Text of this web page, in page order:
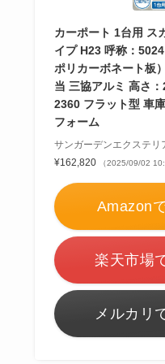
カーポート 1台用 ス
イプ H23 呼称：
ポリカーボネート板
当 三協アルミ 高さ
2360 フラット型 車
フォーム
サンガーデンエクステリ
¥162,820
（2025/09/02
Amazon
楽天市場
メルカリ